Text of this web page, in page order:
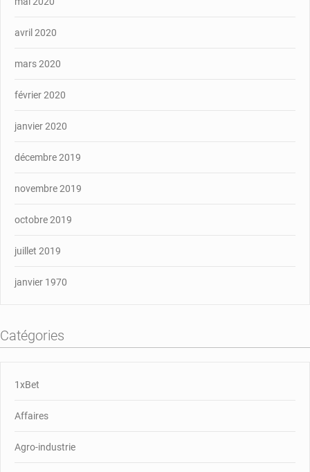
avril 2020
mars 2020
février 2020
janvier 2020
décembre 2019
novembre 2019
octobre 2019
juillet 2019
janvier 1970
Catégories
1xBet
Affaires
Agro-industrie